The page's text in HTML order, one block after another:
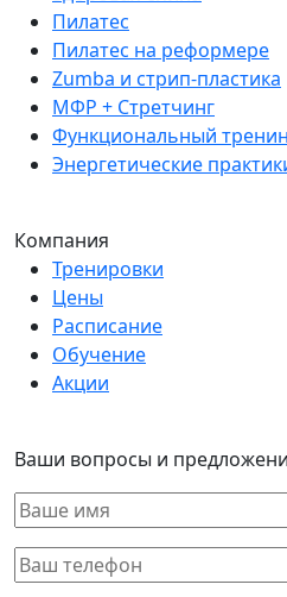
Пилатес
Пилатес на реформере
Zumba и стрип-пластика
МФР + Стретчинг
Функциональный
Энергетические
Компания
Тренировки
Цены
Расписание
Обучение
Акции
Ваши вопросы и